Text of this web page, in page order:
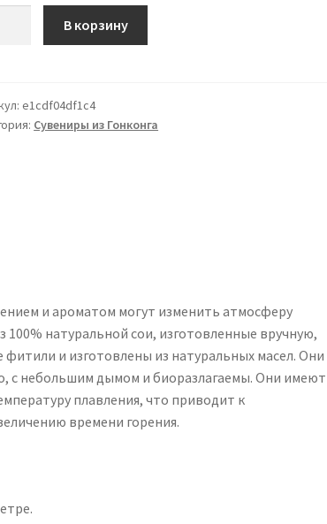
В корзину
e1cdf04df1c4
Сувениры из Гонконга
и ароматом могут изменить атмосферу
100% натуральной сои, изготовленные вручную,
и изготовлены из натуральных масел. Они
с небольшим дымом и биоразлагаемы. Они имеют
плавления, что приводит к
времени горения.